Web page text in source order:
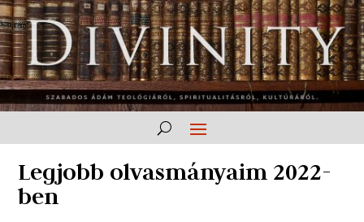
Legjobb olvasmányaim 2022-
ben